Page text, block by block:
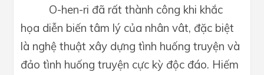
O-hen-ri đã rất thành công khi khắc
họa diễn biến tâm lý của nhân vât, đặc biệt
là nghệ thuật xây dựng tình huống truyện và
đảo tình huống truyện cực kỳ độc đáo. Hiếm